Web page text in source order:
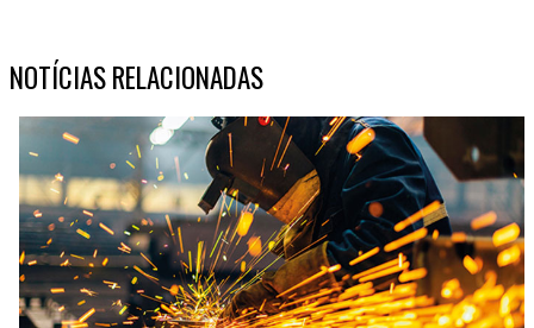
NOTÍCIAS RELACIONADAS